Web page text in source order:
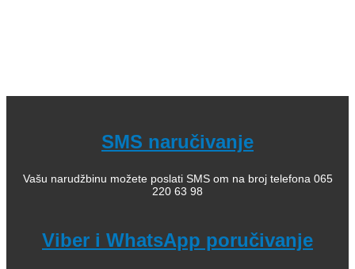
SMS naručivanje
Vašu narudžbinu možete poslati SMS om na broj telefona 065
220 63 98
Viber i WhatsApp poručivanje